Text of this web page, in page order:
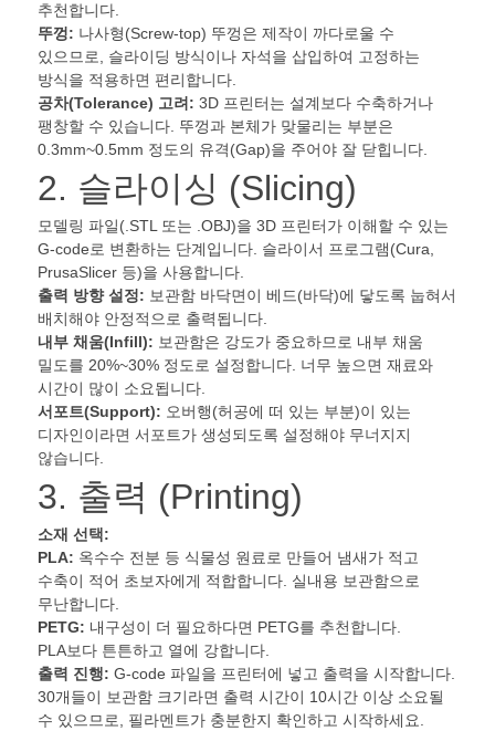
추천합니다.
뚜껑: 나사형(Screw-top) 뚜껑은 제작이 까다로울 수
있으므로, 슬라이딩 방식이나 자석을 삽입하여 고정하는
방식을 적용하면 편리합니다.
공차(Tolerance) 고려: 3D 프린터는 설계보다 수축하거나
팽창할 수 있습니다. 뚜껑과 본체가 맞물리는 부분은
0.3mm~0.5mm 정도의 유격(Gap)을 주어야 잘 닫힙니다.​
2. 슬라이싱 (Slicing)
모델링 파일(.STL 또는 .OBJ)을 3D 프린터가 이해할 수 있는
G-code로 변환하는 단계입니다. 슬라이서 프로그램(Cura,
PrusaSlicer 등)을 사용합니다.
출력 방향 설정: 보관함 바닥면이 베드(바닥)에 닿도록 눕혀서
배치해야 안정적으로 출력됩니다.
내부 채움(Infill): 보관함은 강도가 중요하므로 내부 채움
밀도를 20%~30% 정도로 설정합니다. 너무 높으면 재료와
시간이 많이 소요됩니다.​
서포트(Support): 오버행(허공에 떠 있는 부분)이 있는
디자인이라면 서포트가 생성되도록 설정해야 무너지지
않습니다.
3. 출력 (Printing)
소재 선택:
PLA: 옥수수 전분 등 식물성 원료로 만들어 냄새가 적고
수축이 적어 초보자에게 적합합니다. 실내용 보관함으로
무난합니다.​
PETG: 내구성이 더 필요하다면 PETG를 추천합니다.
PLA보다 튼튼하고 열에 강합니다.
출력 진행: G-code 파일을 프린터에 넣고 출력을 시작합니다.
30개들이 보관함 크기라면 출력 시간이 10시간 이상 소요될
수 있으므로, 필라멘트가 충분한지 확인하고 시작하세요.​